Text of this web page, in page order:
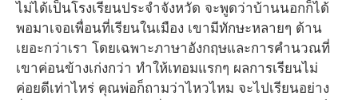
ไม่ได้เป็นโรงเรียนประจำจังหวัด จะพูดว่าบ้านนอกก็ได้
พอมาเจอเพื่อนที่เรียนในเมือง เขามีทักษะหลายๆ ด้าน
เยอะกว่าเรา โดยเฉพาะภาษาอังกฤษและการคำนวณที่
เขาค่อนข้างเก่งกว่า ทำให้เทอมแรกๆ ผลการเรียนไม่
ค่อยดีเท่าไหร่ คุณพ่อก็ถามว่าไหวไหม จะไปเรียนอย่าง